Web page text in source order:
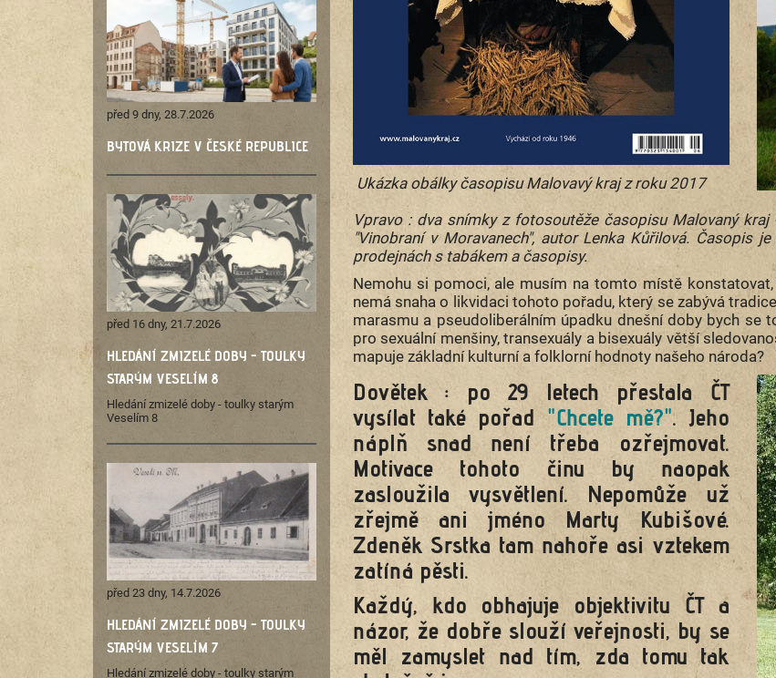
před 9 dny, 28.7.2026
BYTOVÁ KRIZE V ČESKÉ REPUBLICE
před 16 dny, 21.7.2026
HLEDÁNÍ ZMIZELÉ DOBY - TOULKY
STARÝM VESELÍM 8
Hledání zmizelé doby - toulky starým
Veselím 8
před 23 dny, 14.7.2026
HLEDÁNÍ ZMIZELÉ DOBY - TOULKY
STARÝM VESELÍM 7
Hledání zmizelé doby - toulky starým
Ukázka obálky časopisu Malovavý kraj z roku 2017
Vpravo : dva snímky z fotosoutěže časopisu Malovaný
"Vinobraní v Moravanech", autor Lenka Kůřilová. Časopis
prodejnách s tabákem a časopisy.
Nemohu si pomoci, ale musím na tomto místě
nemá snaha o likvidaci tohoto pořadu, který se zabývá
marasmu a pseudoliberálním úpadku dnešní doby bych se
pro sexuální menšiny, transexuály a bisexuály větší
mapuje základní kulturní a folklorní hodnoty našeho národa?
Dovětek : po 29 letech přestala ČT
vysílat také pořad"Chcete mě?".Jeho
náplň snad není třeba ozřejmovat.
Motivace tohoto činu by naopak
zasloužila vysvětlení. Nepomůže už
zřejmě ani jméno Marty Kubišové.
Zdeněk Srstka tam nahoře asi vztekem
zatíná pěsti.
Každý, kdo obhajuje objektivitu ČT a
názor, že dobře slouží veřejnosti, by se
měl zamyslet nad tím, zda tomu tak